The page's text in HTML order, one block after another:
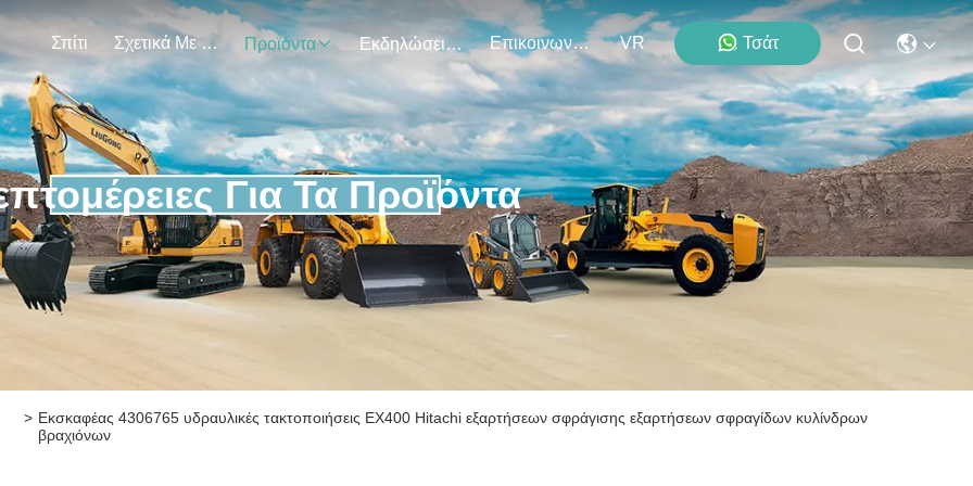
Σπίτι Σχετικά Με Εμάς Προϊόντα Εκδηλώσεις Επικοινωνήστε Μαζί Μας VR Τσάτ
Για Τα Προϊόντα
> Εκσκαφέας 4306765 υδραυλικές τακτοποιήσεις EX400 Hitachi εξαρτήσεων σφράγισης εξαρτήσεων σφραγίδων κυλίνδρων
βραχιόνων